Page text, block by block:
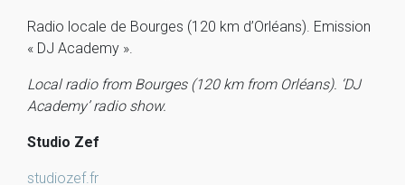
Radio locale de Bourges (120 km d’Orléans). Emission
« DJ Academy ».
Local radio from Bourges (120 km from Orléans). ‘DJ
Academy’ radio show.
Studio Zef
studiozef.fr